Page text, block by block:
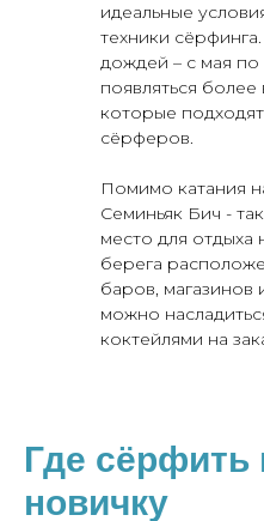
идеальные
техники
дождей – с мая по
появляться
которые
сёрферов.
Помимо катания
Семиньяк Бич -
место для отдыха
берега
баров, магазинов
можно
коктейлями на
Где сёрфить
новичку